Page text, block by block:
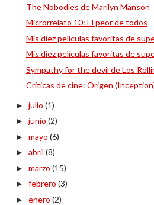
The Nobodies de Marilyn Manson
Microrrelato 10: El peor de todos
Mis diez películas favoritas de
Mis diez películas favoritas de
Sympathy for the devil de Los
Críticas de cine: Origen
► julio (1)
► junio (2)
► mayo (6)
► abril (8)
► marzo (15)
► febrero (3)
► enero (2)